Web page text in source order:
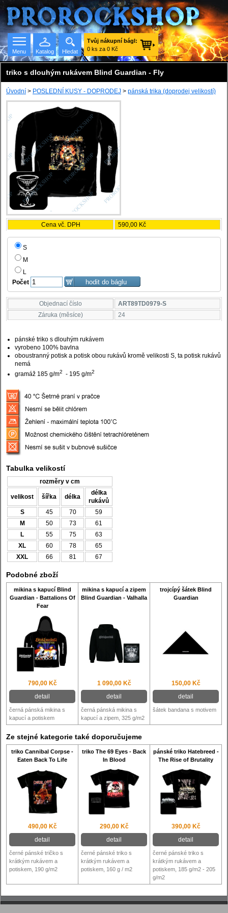
Hledat
Menu
Tvůj nákupní bágl:
0 ks za 0 Kč
triko s dlouhým rukávem Blind Guardian - Fly
Úvodní > POSLEDNÍ KUSY - DOPRODEJ > pánská trika (doprodej velikostí)
Cena vč. DPH 590,00 Kč
S
M
L
Počet
Objednací číslo
ART89TD0979-S
Záruka (měsíce)
24
pánské triko s dlouhým rukávem
vyrobeno 100% bavlna
oboustranný potisk a potisk obou rukávů kromě velikosti S, ta potisk rukávů
nemá
gramáž 185 g/m2 - 195 g/m2
Tabulka velikostí
rozměry v cm
velikost šířka délka
délka
rukávů
S
45 70
59
M
50 73
61
L
55 75
63
XL
60 78
65
XXL
66 81 67
Podobné zboží
mikina s kapucí Blind
Guardian - Battalions Of
Fear
mikina s kapucí a zipem
Blind Guardian - Valhalla
trojcípý šátek Blind
Guardian
790,00 Kč
detail
1 090,00 Kč
detail
150,00 Kč
detail
černá pánská mikina s
kapucí a potiskem
černá pánská mikina s
kapucí a zipem, 325 g/m2
šátek bandana s motivem
Ze stejné kategorie také doporučujeme
triko Cannibal Corpse -
Eaten Back To Life
triko The 69 Eyes - Back
In Blood
pánské triko Hatebreed -
The Rise of Brutality
490,00 Kč
detail
290,00 Kč
detail
390,00 Kč
detail
černé pánské tričko s
krátkým rukávem a
potiskem, 190 g/m2
černé pánské triko s
krátkým rukávem a
potiskem, 160 g / m2
černé pánské triko s
krátkým rukávem a
potiskem, 185 g/m2 - 205
g/m2
Katalog